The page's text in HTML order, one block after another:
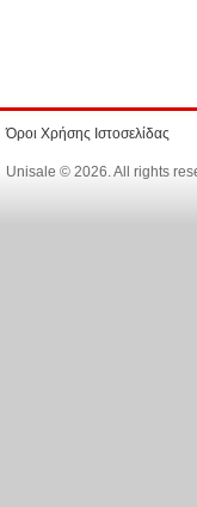
Όροι Χρήσης Ιστοσελίδας
Unisale © 2026. All rights